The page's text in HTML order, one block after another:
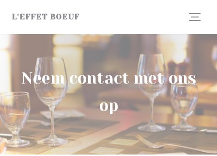
L'EFFET BOEUF
Neem contact met ons
op